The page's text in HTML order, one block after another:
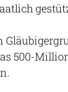
500-